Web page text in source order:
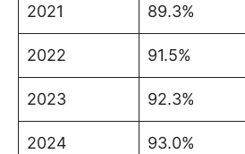
2021 89.3%
2022 91.5%
2023 92.3%
2024 93.0%